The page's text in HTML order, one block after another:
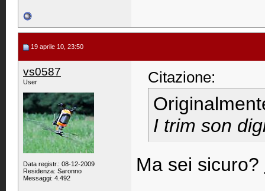
19 aprile 10, 23:50
vs0587
User
Data registr.: 08-12-2009
Residenza: Saronno
Messaggi: 4.492
Citazione:
I trim son
Ma sei sicuro?